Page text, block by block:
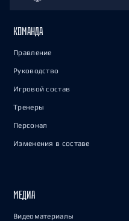
КОМАНДА
Правление
Руководство
Игровой состав
Тренеры
Персонал
Изменения в составе
МЕДИА
Видеоматериалы